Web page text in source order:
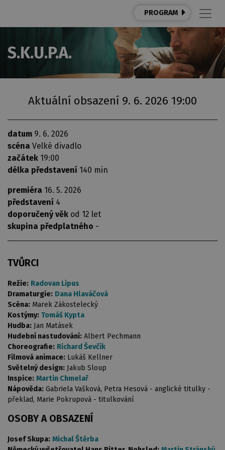
PROGRAM
S.K.U.P.A.
Aktuální obsazení 9. 6. 2026 19:00
datum 9. 6. 2026
scéna Velké divadlo
začátek 19:00
délka představení 140 min
premiéra 16. 5. 2026
představení 4
doporučený věk od 12 let
skupina předplatného -
TVŮRCI
Režie: Radovan Lipus
Dramaturgie: Dana Hlaváčová
Scéna: Marek Zákostelecký
Kostýmy: Tomáš Kypta
Hudba: Jan Matásek
Hudební nastudování: Albert Pechmann
Choreografie: Richard Ševčík
Filmová animace: Lukáš Kellner
Světelný design: Jakub Sloup
Inspice: Martin Chmelař
Nápověda: Gabriela Vašková, Petra Hesová - anglické titulky -
překlad, Marie Pokrupová - titulkování
OSOBY A OBSAZENÍ
Josef Skupa: Michal Štěrba